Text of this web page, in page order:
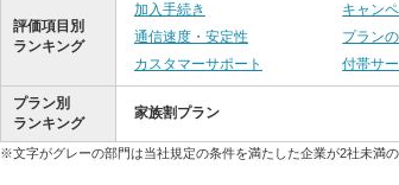
評価項目別
ランキング
加入手続き キャン
通信速度・安定性
プラン
カスタマーサポート
付帯サ
プラン別
ランキング
家族割プラン
※文字がグレーの部門は当社規定の条件を満たした企業が2社未満の